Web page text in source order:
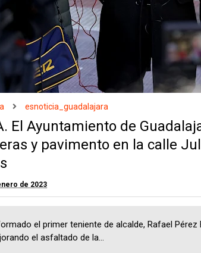
esnoticia_guadalajara
El Ayuntamiento de
y pavimento en la calle
de 2023
el primer teniente de alcalde, Rafael Pérez
el asfaltado de la...